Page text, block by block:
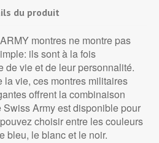
du produit
montres ne montre pas
ils sont à la fois
de vie et de leur personnalité.
la vie, ces montres militaires
offrent la combinaison
Army est disponible pour
choisir entre les couleurs
bleu, le blanc et le noir.